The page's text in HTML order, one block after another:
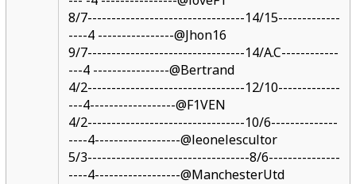
8/7---------------------------------14/15-------------
----4 ----------------@Jhon16
9/7---------------------------------14/A.C------------
---4 ----------------@Bertrand
4/2---------------------------------12/10-------------
---4------------------@F1VEN
4/2---------------------------------10/6--------------
----4------------------@leonelescultor
5/3----------------------------------8/6---------------
----4------------------@ManchesterUtd